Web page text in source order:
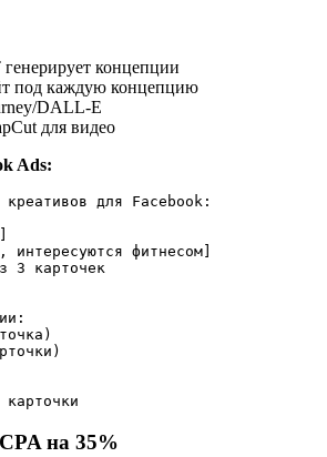
генерирует концепции
под каждую концепцию
DALL-E
для видео
Ads:
для Facebook:
фитнесом]
3 карточек
на 35%